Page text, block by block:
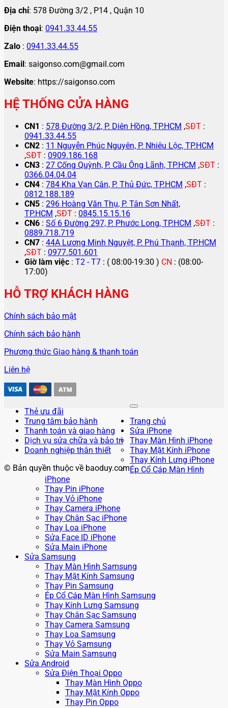
Địa chỉ: 578 Đường 3/2 , P14 , Quận 10
Điện thoại: 0941.33.44.55
Zalo : 0941.33.44.55
Email : saigonso.com@gmail.com
Website: https://saigonso.com
HỆ THỐNG CỬA HÀNG
CN1 : 578 Đường 3/2, P. Diên Hồng, TP.HCM ,SĐT :
0941.33.44.55
CN2 : 11 Nguyễn Phúc Nguyên, P. Nhiêu Lộc, TP.HCM
,SĐT : 0909.186.168
CN3 : 27 Cống Quỳnh, P. Cầu Ông Lãnh, TP.HCM ,SĐT :
0366.04.04.04
CN4 : 784 Kha Vạn Cân, P. Thủ Đức, TP.HCM ,SĐT :
0812.188.189
CN5 : 296 Hoàng Văn Thụ, P. Tân Sơn Nhất,
TP.HCM ,SĐT : 0845.15.15.16
CN6 : Số 6 Đường 297, P. Phước Long, TP.HCM ,SĐT :
0889.718.719
CN7 : 44A Lương Minh Nguyệt, P. Phú Thạnh, TP.HCM
,SĐT : 0977.501.601
Giờ làm việc : T2 - T7 : ( 08:00-19:30 ) CN : (08:00-
17:00)
HỖ TRỢ KHÁCH HÀNG
Chính sách bảo mật
Chính sách bảo hành
Phương thức Giao hàng & thanh toán
Liên hệ
Thẻ ưu đãi
Trung tâm bảo hành
Thanh toán và giao hàng
Dịch vụ sửa chữa và bảo trì
Doanh nghiệp thân thiết
© Bản quyền thuộc về baoduy.com
Trang chủ
Sửa iPhone
Thay Màn Hình iPhone
Thay Mặt Kính iPhone
Thay Kính Lưng iPhone
Ép Cổ Cáp Màn Hình
iPhone
Thay Pin iPhone
Thay Vỏ iPhone
Thay Camera iPhone
Thay Chân Sạc iPhone
Thay Loa iPhone
Sửa Face ID iPhone
Sửa Main iPhone
Sửa Samsung
Thay Màn Hình Samsung
Thay Mặt Kính Samsung
Thay Pin Samsung
Ép Cổ Cáp Màn Hình Samsung
Thay Kính Lưng Samsung
Thay Chân Sạc Samsung
Thay Camera Samsung
Thay Loa Samsung
Thay Vỏ Samsung
Sửa Main Samsung
Sửa Android
Sửa Điện Thoại Oppo
Thay Màn Hình Oppo
Thay Mặt Kính Oppo
Thay Pin Oppo